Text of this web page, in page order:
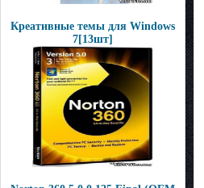
Креативные темы для Windows
7[13шт]